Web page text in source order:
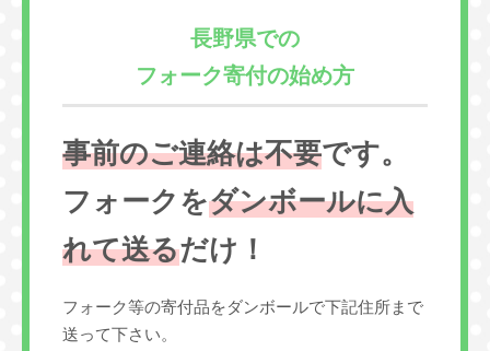
長野県での
フォーク寄付の始め方
事前のご連絡は不要です。
フォークをダンボールに入
れて送るだけ！
フォーク等の寄付品をダンボールで下記住所まで
送って下さい。